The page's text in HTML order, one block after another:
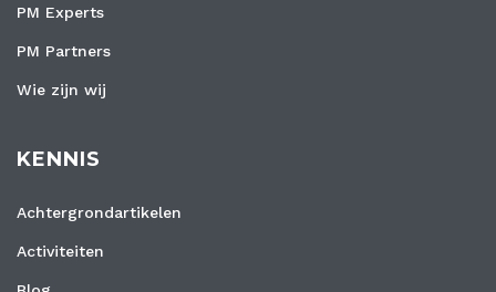
PM Experts
PM Partners
Wie zijn wij
KENNIS
Achtergrondartikelen
Activiteiten